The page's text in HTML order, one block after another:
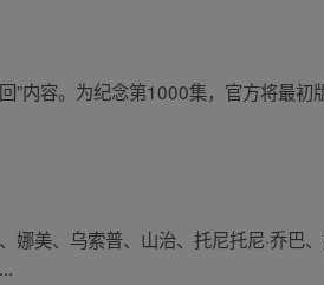
”内容。为纪念第1000集，官方将最
美、乌索普、山治、托尼托尼·乔巴、